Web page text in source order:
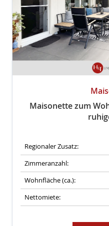
Maisonette zum
Regionaler Zusatz:
Zimmeranzahl:
Wohnfläche (ca.):
Nettomiete: